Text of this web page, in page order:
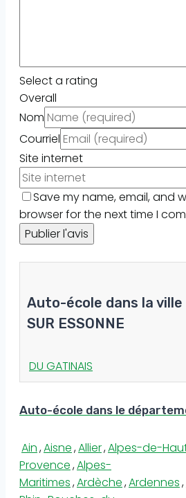
Select a rating
Overall
Nom
Courriel
Site internet
Save my name, email, and
browser for the next time I
Auto-école dans la ville
SUR ESSONNE
DU GATINAIS
Auto-école dans le
Ain,Aisne,Allier,Alpes-de-
Provence,Alpes-
Maritimes,Ardèche,Ardennes,